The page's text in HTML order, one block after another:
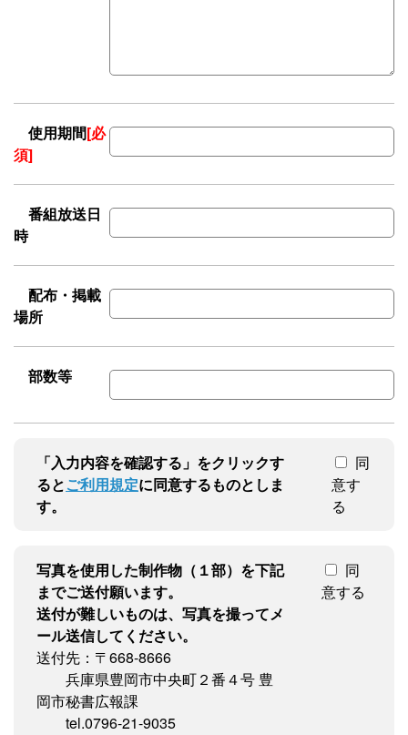
使用期間[必
須]
番組放送日
時
配布・掲載
場所
部数等
「入力内容を確認する」をクリックす
るとご利用規定に同意するものとしま
す。
同
意す
る
写真を使用した制作物（１部）を下記
までご送付願います。
送付が難しいものは、写真を撮ってメ
ール送信してください。
送付先：〒668-8666
兵庫県豊岡市中央町２番４号 豊
岡市秘書広報課
tel.0796-21-9035
同
意する